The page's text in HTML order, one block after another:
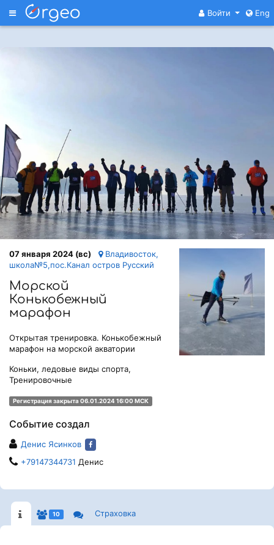
Меню Войти Eng
07 января 2024 (вс)
Владивосток,
школа№5,пос.Канал остров Русский
Морской
Конькобежный
марафон
Открытая тренировка. Конькобежный
марафон на морской акватории
Коньки, ледовые виды спорта,
Тренировочные
Регистрация закрыта 06.01.2024 16:00 МСК
Событие создал
Денис Ясинков
+79147344731 Денис
10 Страховка